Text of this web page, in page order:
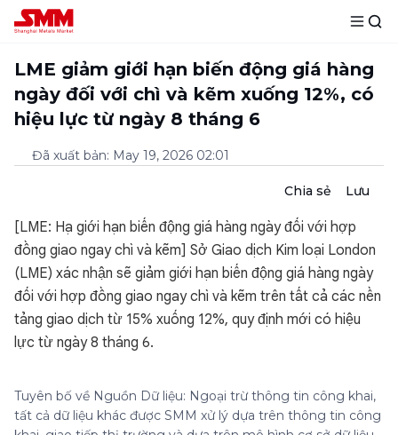
LME giảm giới hạn biến động giá hàng
ngày đối với chì và kẽm xuống 12%, có
hiệu lực từ ngày 8 tháng 6
Đã xuất bản: May 19, 2026 02:01
Chia sẻ Lưu
[LME: Hạ giới hạn biến động giá hàng ngày đối với hợp
đồng giao ngay chì và kẽm] Sở Giao dịch Kim loại London
(LME) xác nhận sẽ giảm giới hạn biến động giá hàng ngày
đối với hợp đồng giao ngay chì và kẽm trên tất cả các nền
tảng giao dịch từ 15% xuống 12%, quy định mới có hiệu
lực từ ngày 8 tháng 6.
Tuyên bố về Nguồn Dữ liệu: Ngoại trừ thông tin công khai,
tất cả dữ liệu khác được SMM xử lý dựa trên thông tin công